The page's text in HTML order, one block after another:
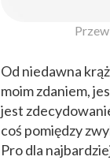
Od niedawna
moim zdaniem,
jest
coś pomiędzy
Pro dla